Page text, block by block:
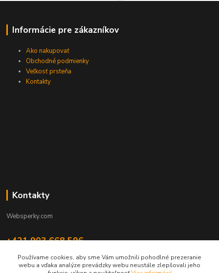
Informácie pre zákazníkov
Ako nakupovať
Obchodné podmienky
Veľkosť prsteňa
Kontakty
Kontakty
Websperky.com
+421 903 668 596
info@websperky.com
Používame cookies, aby sme Vám umožnili pohodlné prezeranie
webu a vďaka analýze prevádzky webu neustále zlepšovali jeho